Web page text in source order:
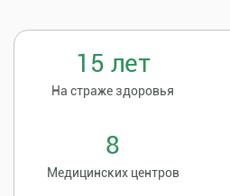
15 лет
На страже здоровья
8
Медицинских центров